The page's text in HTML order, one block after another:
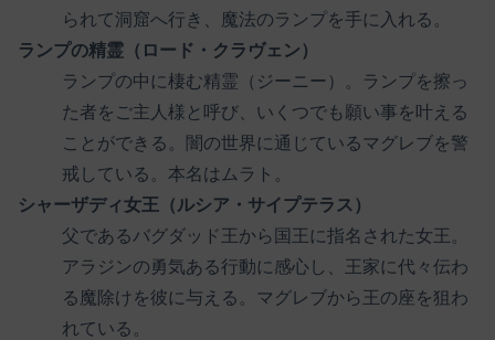
られて洞窟へ行き、魔法のランプを手に入れる。
ランプの精霊（ロード・クラヴェン）
ランプの中に棲む精霊（ジーニー）。ランプを擦っ
た者をご主人様と呼び、いくつでも願い事を叶える
ことができる。闇の世界に通じているマグレブを警
戒している。本名はムラト。
シャーザディ女王（ルシア・サイプテラス）
父であるバグダッド王から国王に指名された女王。
アラジンの勇気ある行動に感心し、王家に代々伝わ
る魔除けを彼に与える。マグレブから王の座を狙わ
れている。